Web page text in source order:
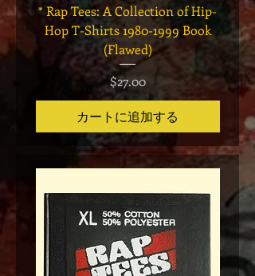
* Rap Tees: A Collection of Hip-
Hop T-Shirts 1980-1999 Book
(Flawed)
価格
$27.00
カートに追加する
Has